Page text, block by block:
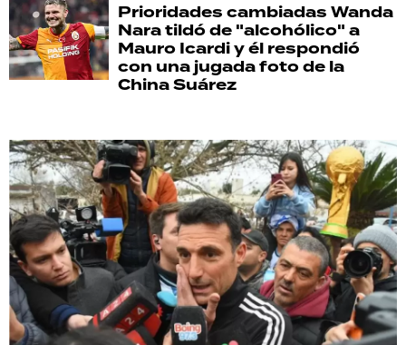
Prioridades cambiadas Wanda
Nara tildó de "alcohólico" a
Mauro Icardi y él respondió
con una jugada foto de la
China Suárez